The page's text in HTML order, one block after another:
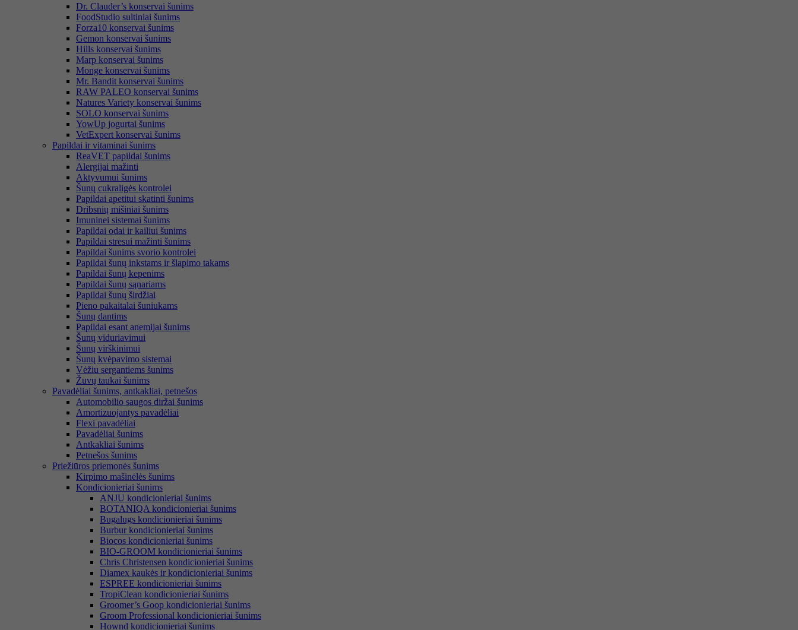
Dr. Clauder’s konservai šunims
FoodStudio sultiniai šunims
Forza10 konservai šunims
Gemon konservai šunims
Hills konservai šunims
Marp konservai šunims
Monge konservai šunims
Mr. Bandit konservai šunims
RAW PALEO konservai šunims
Natures Variety konservai šunims
SOLO konservai šunims
YowUp jogurtai šunims
VetExpert konservai šunims
Papildai ir vitaminai šunims
ReaVET papildai šunims
Alergijai mažinti
Aktyvumui šunims
Šunų cukraligės kontrolei
Papildai apetitui skatinti šunims
Dribsnių mišiniai šunims
Imuninei sistemai šunims
Papildai odai ir kailiui šunims
Papildai stresui mažinti šunims
Papildai šunims svorio kontrolei
Papildai šunų inkstams ir šlapimo takams
Papildai šunų kepenims
Papildai šunų sąnariams
Papildai šunų širdžiai
Pieno pakaitalai šuniukams
Šunų dantims
Papildai esant anemijai šunims
Šunų viduriavimui
Šunų virškinimui
Šunų kvėpavimo sistemai
Vėžiu sergantiems šunims
Žuvų taukai šunims
Pavadėliai šunims, antkakliai, petnešos
Automobilio saugos diržai šunims
Amortizuojantys pavadėliai
Flexi pavadėliai
Pavadėliai šunims
Antkakliai šunims
Petnešos šunims
Priežiūros priemonės šunims
Kirpimo mašinėlės šunims
Kondicionieriai šunims
ANJU kondicionieriai šunims
BOTANIQA kondicionieriai šunims
Bugalugs kondicionieriai šunims
Burbur kondicionieriai šunims
Biocos kondicionieriai šunims
BIO-GROOM kondicionieriai šunims
Chris Christensen kondicionieriai šunims
Diamex kaukės ir kondicionieriai šunims
ESPREE kondicionieriai šunims
TropiClean kondicionieriai šunims
Groomer’s Goop kondicionieriai šunims
Groom Professional kondicionieriai šunims
Hownd kondicionieriai šunims